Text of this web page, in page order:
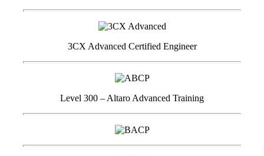
3CX Advanced Certified Engineer
Level 300 – Altaro Advanced Training